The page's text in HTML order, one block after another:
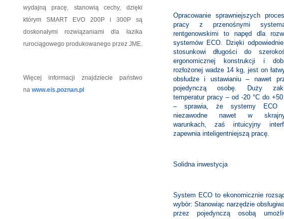
wydajną pracę, stanowią cechy, dzięki
którym SMART EVO 200P i 300P są
doskonałymi rozwiązaniami dla łazika
rurociągowego produkowanego przez JME.
Więcej informacji znajdziecie państwo
nawww.eis.poznan.pl
Opracowanie sprawniejszych
pracy z przenośnymi
rentgenowskimi to napęd dla
systemów ECO. Dzięki
stosunkowi długości do
ergonomicznej konstrukcji i
rozłożonej wadze 14 kg, jest on
obsłudze i ustawianiu – nawet
pojedynczą osobę. Duży
temperatur pracy – od -20 °C do +50
– sprawia, że systemy ECO
niezawodne nawet w
warunkach, zaś intuicyjny
zapewnia inteligentniejszą pracę.
Solidna inwestycja
System ECO to ekonomicznie
wybór: Stanowiąc narzędzie
przez pojedynczą osobą